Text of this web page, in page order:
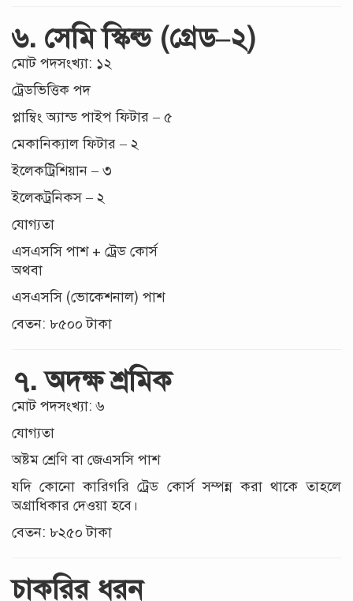
৬. সেমি স্কিল্ড (গ্রেড–২)
মোট পদসংখ্যা: ১২
ট্রেডভিত্তিক পদ
প্লাম্বিং অ্যান্ড পাইপ ফিটার – ৫
মেকানিক্যাল ফিটার – ২
ইলেকট্রিশিয়ান – ৩
ইলেকট্রনিকস – ২
যোগ্যতা
এসএসসি পাশ + ট্রেড কোর্স
অথবা
এসএসসি (ভোকেশনাল) পাশ
বেতন: ৮৫০০ টাকা
৭. অদক্ষ শ্রমিক
মোট পদসংখ্যা: ৬
যোগ্যতা
অষ্টম শ্রেণি বা জেএসসি পাশ
যদি কোনো কারিগরি ট্রেড কোর্স সম্পন্ন করা থাকে তাহলে
অগ্রাধিকার দেওয়া হবে।
বেতন: ৮২৫০ টাকা
চাকরির ধরন